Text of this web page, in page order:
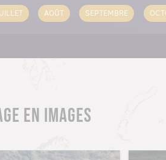
AOÛT SEPTEMBRE
EN IMAGES